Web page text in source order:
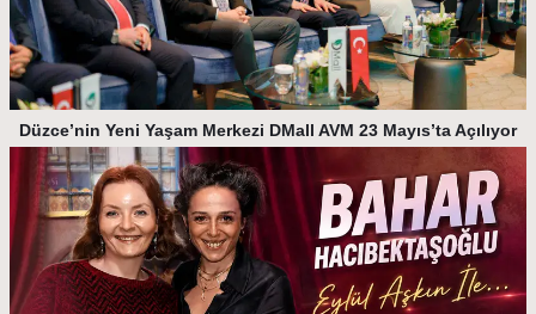
Düzce’nin Yeni Yaşam Merkezi DMall AVM 23 Mayıs’ta Açılıyor